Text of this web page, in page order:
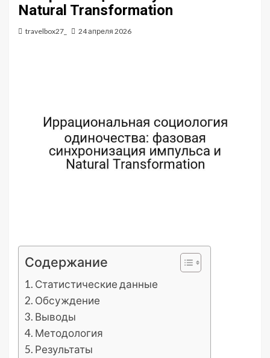
Natural Transformation
travelbox27_ 24 апреля 2026
Содержание
Статистические данные
Обсуждение
Выводы
Методология
Результаты